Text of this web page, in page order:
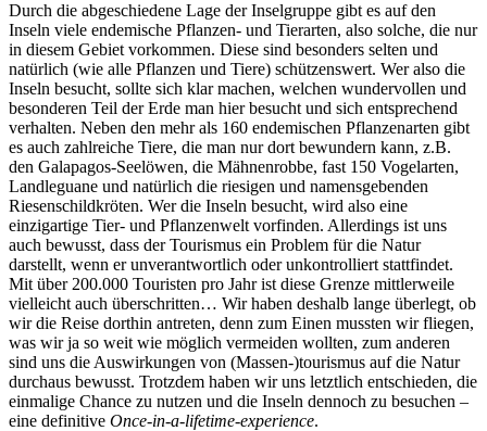
Durch die abgeschiedene Lage der Inselgruppe gibt es auf den
Inseln viele endemische Pflanzen- und Tierarten, also solche, die nur
in diesem Gebiet vorkommen. Diese sind besonders selten und
natürlich (wie alle Pflanzen und Tiere) schützenswert. Wer also die
Inseln besucht, sollte sich klar machen, welchen wundervollen und
besonderen Teil der Erde man hier besucht und sich entsprechend
verhalten. Neben den mehr als 160 endemischen Pflanzenarten gibt
es auch zahlreiche Tiere, die man nur dort bewundern kann, z.B.
den Galapagos-Seelöwen, die Mähnenrobbe, fast 150 Vogelarten,
Landleguane und natürlich die riesigen und namensgebenden
Riesenschildkröten. Wer die Inseln besucht, wird also eine
einzigartige Tier- und Pflanzenwelt vorfinden. Allerdings ist uns
auch bewusst, dass der Tourismus ein Problem für die Natur
darstellt, wenn er unverantwortlich oder unkontrolliert stattfindet.
Mit über 200.000 Touristen pro Jahr ist diese Grenze mittlerweile
vielleicht auch überschritten… Wir haben deshalb lange überlegt, ob
wir die Reise dorthin antreten, denn zum Einen mussten wir fliegen,
was wir ja so weit wie möglich vermeiden wollten, zum anderen
sind uns die Auswirkungen von (Massen-)tourismus auf die Natur
durchaus bewusst. Trotzdem haben wir uns letztlich entschieden, die
einmalige Chance zu nutzen und die Inseln dennoch zu besuchen –
eine definitive Once-in-a-lifetime-experience.